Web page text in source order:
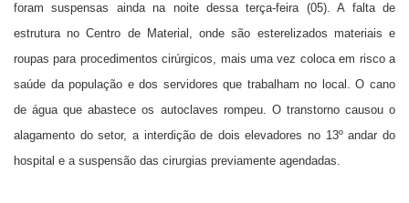
foram suspensas ainda na noite dessa terça-feira (05). A falta de
estrutura no Centro de Material, onde são esterelizados materiais e
roupas para procedimentos cirúrgicos, mais uma vez coloca em risco a
saúde da população e dos servidores que trabalham no local. O cano
de água que abastece os autoclaves rompeu. O transtorno causou o
alagamento do setor, a interdição de dois elevadores no 13º andar do
hospital e a suspensão das cirurgias previamente agendadas.